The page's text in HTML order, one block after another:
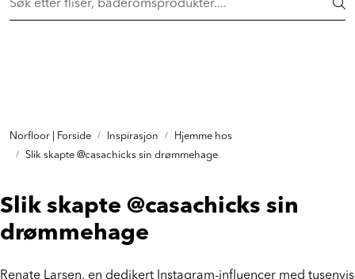
Skip to main content
FAST LAVPRIS på en rekke fliser og baderomsprodukter. Shop
Norfloor | Forside Inspirasjon
Hjemme hos
Slik skapte @casachicks sin
drømmehage
INTERIØR
INSPIRASJON